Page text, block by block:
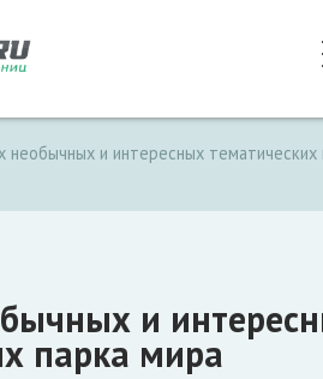
необычных и интересных тематических
и
парка мира